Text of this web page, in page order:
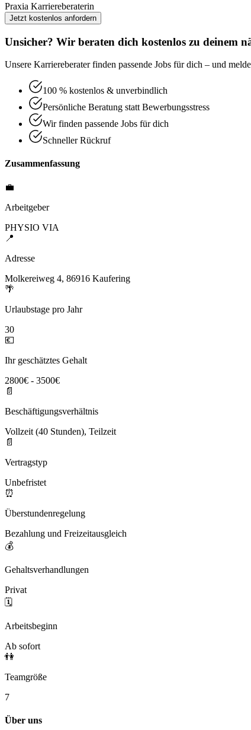
Praxia Karriereberaterin
Jetzt kostenlos anfordern
Unsicher? Wir beraten dich kostenlos zu deinem
Unsere Karriereberater finden passende Jobs für dich – und
100 % kostenlos & unverbindlich
Persönliche Beratung statt Bewerbungsstress
Wir finden passende Jobs für dich
Schneller Rückruf
Zusammenfassung
💼
Arbeitgeber
PHYSIO VIA
📍
Adresse
Molkereiweg 4, 86916 Kaufering
🌴
Urlaubstage pro Jahr
30
💶
Ihr geschätztes Gehalt
2800€ - 3500€
📄
Beschäftigungsverhältnis
Vollzeit (40 Stunden), Teilzeit
📄
Vertragstyp
Unbefristet
⏰
Überstundenregelung
Bezahlung und Freizeitausgleich
💰
Gehaltsverhandlungen
Privat
🗓️
Arbeitsbeginn
Ab sofort
👫
Teamgröße
7
Über uns